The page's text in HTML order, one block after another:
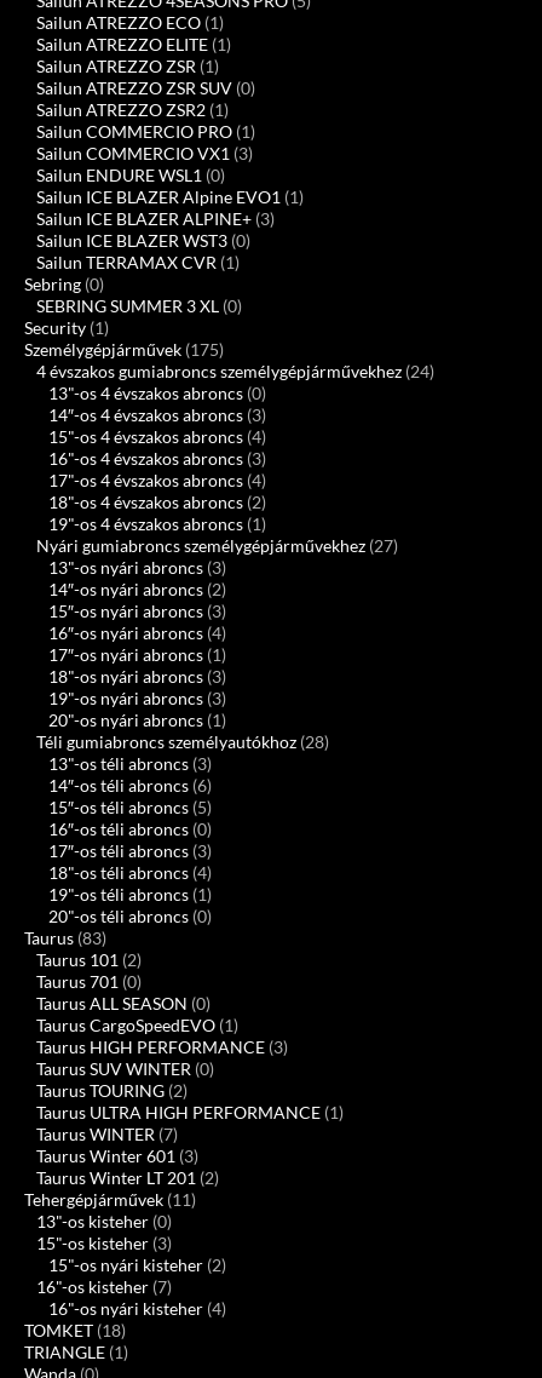
Sailun ATREZZO ECO (1)
Sailun ATREZZO ELITE (1)
Sailun ATREZZO ZSR (1)
Sailun ATREZZO ZSR SUV (0)
Sailun ATREZZO ZSR2 (1)
Sailun COMMERCIO PRO (1)
Sailun COMMERCIO VX1 (3)
Sailun ENDURE WSL1 (0)
Sailun ICE BLAZER Alpine EVO1 (1)
Sailun ICE BLAZER ALPINE+ (3)
Sailun ICE BLAZER WST3 (0)
Sailun TERRAMAX CVR (1)
Sebring (0)
SEBRING SUMMER 3 XL (0)
Security (1)
Személygépjárművek (175)
4 évszakos gumiabroncs személygépjárművekhez (24)
13"-os 4 évszakos abroncs (0)
14″-os 4 évszakos abroncs (3)
15"-os 4 évszakos abroncs (4)
16"-os 4 évszakos abroncs (3)
17"-os 4 évszakos abroncs (4)
18"-os 4 évszakos abroncs (2)
19"-os 4 évszakos abroncs (1)
Nyári gumiabroncs személygépjárművekhez (27)
13"-os nyári abroncs (3)
14″-os nyári abroncs (2)
15″-os nyári abroncs (3)
16″-os nyári abroncs (4)
17″-os nyári abroncs (1)
18"-os nyári abroncs (3)
19"-os nyári abroncs (3)
20"-os nyári abroncs (1)
Téli gumiabroncs személyautókhoz (28)
13"-os téli abroncs (3)
14″-os téli abroncs (6)
15″-os téli abroncs (5)
16″-os téli abroncs (0)
17″-os téli abroncs (3)
18"-os téli abroncs (4)
19"-os téli abroncs (1)
20"-os téli abroncs (0)
Taurus (83)
Taurus 101 (2)
Taurus 701 (0)
Taurus ALL SEASON (0)
Taurus CargoSpeedEVO (1)
Taurus HIGH PERFORMANCE (3)
Taurus SUV WINTER (0)
Taurus TOURING (2)
Taurus ULTRA HIGH PERFORMANCE (1)
Taurus WINTER (7)
Taurus Winter 601 (3)
Taurus Winter LT 201 (2)
Tehergépjárművek (11)
13"-os kisteher (0)
15"-os kisteher (3)
15"-os nyári kisteher (2)
16"-os kisteher (7)
16"-os nyári kisteher (4)
TOMKET (18)
TRIANGLE (1)